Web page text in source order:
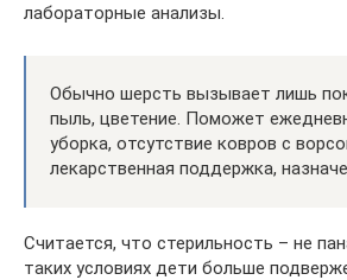
лабораторные анализы.
Обычно шерсть вызывает лишь
пыль, цветение. Поможет
уборка, отсутствие ковров с
лекарственная поддержка,
Считается, что стерильность – не
таких условиях дети больше